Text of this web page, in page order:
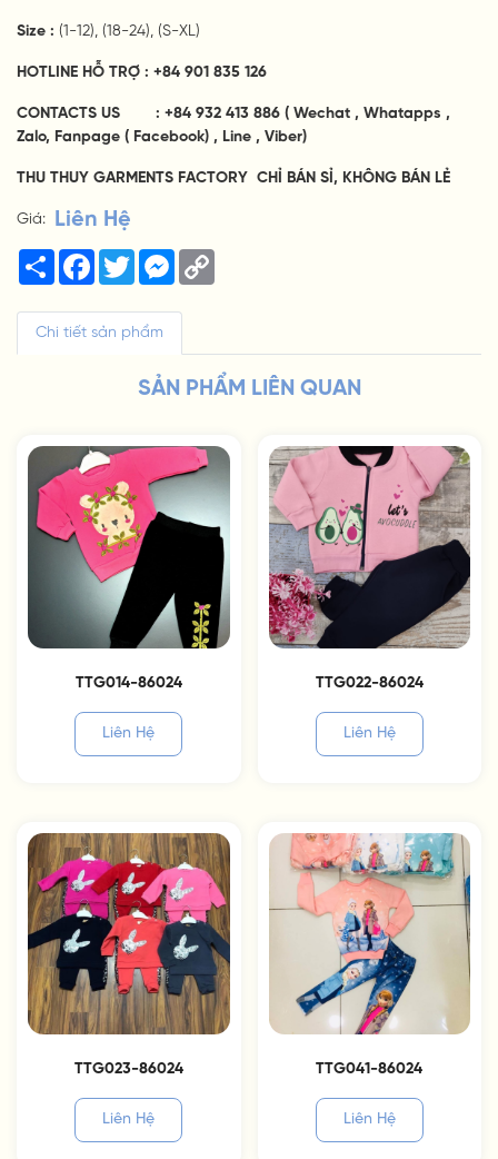
Size : (1-12), (18-24), (S-XL)
HOTLINE HỖ TRỢ : +84 901 835 126
CONTACTS US : +84 932 413 886 ( Wechat , Whatapps ,
Zalo, Fanpage ( Facebook) , Line , Viber)
THU THUY GARMENTS FACTORY CHỈ BÁN SỈ, KHÔNG BÁN LẺ
Giá: Liên Hệ
Share Facebook
TwitterMessenger
Chi tiết sản phẩm
SẢN PHẨM LIÊN QUAN
TTG014-86024
Liên Hệ
TTG022-86024
Liên Hệ
TTG023-86024
Liên Hệ
TTG041-86024
Liên Hệ